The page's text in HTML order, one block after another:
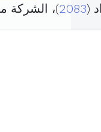
2083)، الشركة